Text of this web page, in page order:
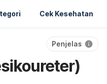
Cek Kesehatan
Penjelas